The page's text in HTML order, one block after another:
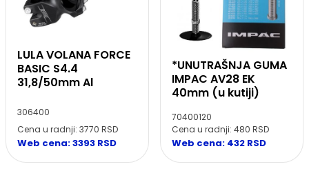
LULA VOLANA FORCE
BASIC S4.4
31,8/50mm Al
306400
Cena u radnji: 3770 RSD
Web cena: 3393 RSD
*UNUTRAŠNJA GUMA
IMPAC AV28 EK
40mm (u kutiji)
70400120
Cena u radnji: 480 RSD
Web cena: 432 RSD